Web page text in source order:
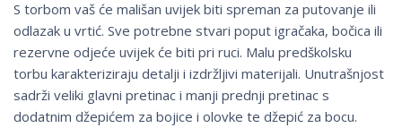
S torbom vaš će mališan uvijek biti spreman za putovanje ili
odlazak u vrtić. Sve potrebne stvari poput igračaka, bočica ili
rezervne odjeće uvijek će biti pri ruci. Malu predškolsku
torbu karakteriziraju detalji i izdržljivi materijali. Unutrašnjost
sadrži veliki glavni pretinac i manji prednji pretinac s
dodatnim džepićem za bojice i olovke te džepić za bocu.